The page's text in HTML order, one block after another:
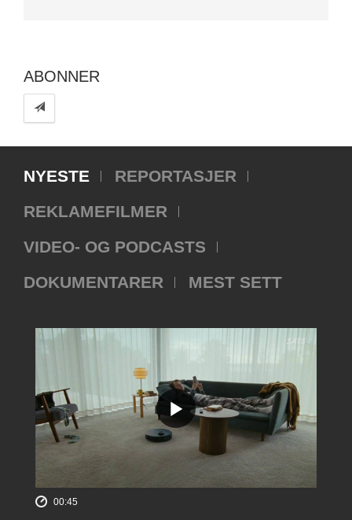
ABONNER
NYESTE
REPORTASJER
REKLAMEFILMER
VIDEO- OG PODCASTS
DOKUMENTARER
MEST SETT
00:45